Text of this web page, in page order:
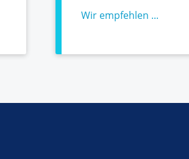
Wir empfehlen ...